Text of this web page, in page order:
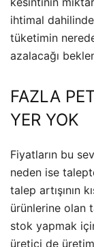
ihtimal
tüketimin
azalacağı
FAZLA
YER YOK
Fiyatların bu
neden ise
talep artışının
ürünlerine olan
stok yapmak
üretici de